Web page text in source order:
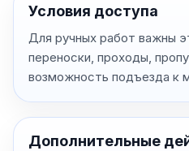
Условия доступа
Для ручных работ важны
переноски, проходы,
возможность подъезда к
Дополнительные